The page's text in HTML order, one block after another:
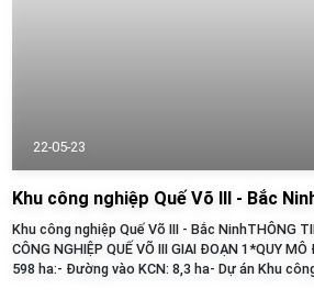
22-05-23
Khu công nghiệp Quế Võ III - Bắc
Khu công nghiệp Quế Võ III - Bắc NinhTHÔNG
CÔNG NGHIỆP QUẾ VÕ III GIAI ĐOẠN 1*QUY
598 ha:- Đường vào KCN: 8,3 ha- Dự án Khu